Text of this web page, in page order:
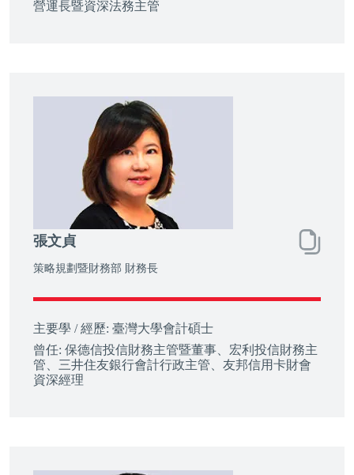
營運長暨資深法務主管
張文貞
策略規劃暨財務部 財務長
主要學 / 經歷: 臺灣大學會計碩士
曾任: 保德信投信財務主管暨董事、宏利投信財務主
管、三井住友銀行會計行政主管、友邦信用卡財會
資深經理